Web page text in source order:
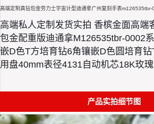
高端定制真钻包金劳力士宇宙计型迪通拿广州复刻手表m126535tbr-
高端私人定制发货实拍 香槟金面高端
包金配重版迪通拿M126535tbr-0002
嵌D色T方培育钻6角镶嵌D色圆培育
用盘40mm表径4131自动机芯18K玫
产品实拍细节图